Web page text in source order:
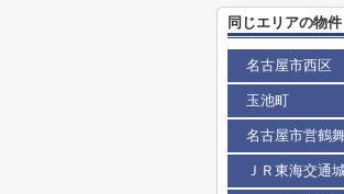
同じエリアの物件
名古屋市西区
玉池町
名古屋市営鶴
ＪＲ東海交通